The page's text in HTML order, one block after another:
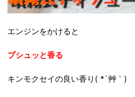
エンジンをかけると
プシュッと香る
キンモクセイの良い香り( *´艸｀)